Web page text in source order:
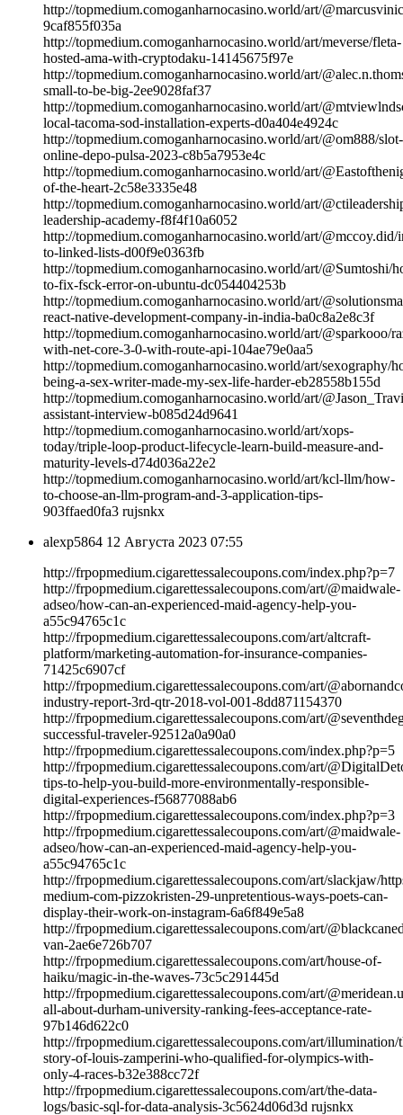
http://topmedium.comoganharnocasino.world/art/
9caf855f035a
http://topmedium.comoganharnocasino.world/art/meverse/fleta-
hosted-ama-with-cryptodaku-14145675f97e
http://topmedium.comoganharnocasino.world/art/
small-to-be-big-2ee9028faf37
http://topmedium.comoganharnocasino.world/art/
local-tacoma-sod-installation-experts-d0a404e4924c
http://topmedium.comoganharnocasino.world/art/@om888/slot-
online-depo-pulsa-2023-c8b5a7953e4c
http://topmedium.comoganharnocasino.world/art/
of-the-heart-2c58e3335e48
http://topmedium.comoganharnocasino.world/art/
leadership-academy-f8f4f10a6052
http://topmedium.comoganharnocasino.world/art/
to-linked-lists-d00f9e0363fb
http://topmedium.comoganharnocasino.world/art/@Sumtoshi/
to-fix-fsck-error-on-ubuntu-dc054404253b
http://topmedium.comoganharnocasino.world/art/
react-native-development-company-in-india-ba0c8a2e8c3f
http://topmedium.comoganharnocasino.world/art/@sparkooo/
with-net-core-3-0-with-route-api-104ae79e0aa5
http://topmedium.comoganharnocasino.world/art/sexography/
being-a-sex-writer-made-my-sex-life-harder-eb28558b155d
http://topmedium.comoganharnocasino.world/art/
assistant-interview-b085d24d9641
http://topmedium.comoganharnocasino.world/art/xops-
today/triple-loop-product-lifecycle-learn-build-measure-and-
maturity-levels-d74d036a22e2
http://topmedium.comoganharnocasino.world/art/kcl-llm/how-
to-choose-an-llm-program-and-3-application-tips-
903ffaed0fa3 rujsnkx
alexp5864 12 Августа 2023 07:55
http://frpopmedium.cigarettessalecoupons.com/index.php?p=7
http://frpopmedium.cigarettessalecoupons.com/art/@maidwale-
adseo/how-can-an-experienced-maid-agency-help-you-
a55c94765c1c
http://frpopmedium.cigarettessalecoupons.com/art/altcraft-
platform/marketing-automation-for-insurance-companies-
71425c6907cf
http://frpopmedium.cigarettessalecoupons.com/art/
industry-report-3rd-qtr-2018-vol-001-8dd871154370
http://frpopmedium.cigarettessalecoupons.com/art/
successful-traveler-92512a0a90a0
http://frpopmedium.cigarettessalecoupons.com/index.php?p=5
http://frpopmedium.cigarettessalecoupons.com/art/
tips-to-help-you-build-more-environmentally-responsible-
digital-experiences-f56877088ab6
http://frpopmedium.cigarettessalecoupons.com/index.php?p=3
http://frpopmedium.cigarettessalecoupons.com/art/@maidwale-
adseo/how-can-an-experienced-maid-agency-help-you-
a55c94765c1c
http://frpopmedium.cigarettessalecoupons.com/art/slackjaw/
medium-com-pizzokristen-29-unpretentious-ways-poets-can-
display-their-work-on-instagram-6a6f849e5a8
http://frpopmedium.cigarettessalecoupons.com/art/
van-2ae6e726b707
http://frpopmedium.cigarettessalecoupons.com/art/house-of-
haiku/magic-in-the-waves-73c5c291445d
http://frpopmedium.cigarettessalecoupons.com/art/
all-about-durham-university-ranking-fees-acceptance-rate-
97b146d622c0
http://frpopmedium.cigarettessalecoupons.com/art/illumination/
story-of-louis-zamperini-who-qualified-for-olympics-with-
only-4-races-b32e388cc72f
http://frpopmedium.cigarettessalecoupons.com/art/the-data-
logs/basic-sql-for-data-analysis-3c5624d06d3d rujsnkx